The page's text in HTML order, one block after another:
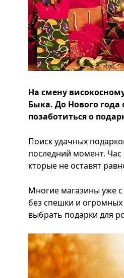
На смену
Быка. До Нового года
позаботиться о
Поиск удачных
последний момент. Час
кторые не оставят
Многие магазины уже
без спешки и
выбрать подарки для